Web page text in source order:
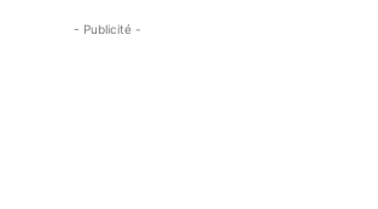
- Publicité -